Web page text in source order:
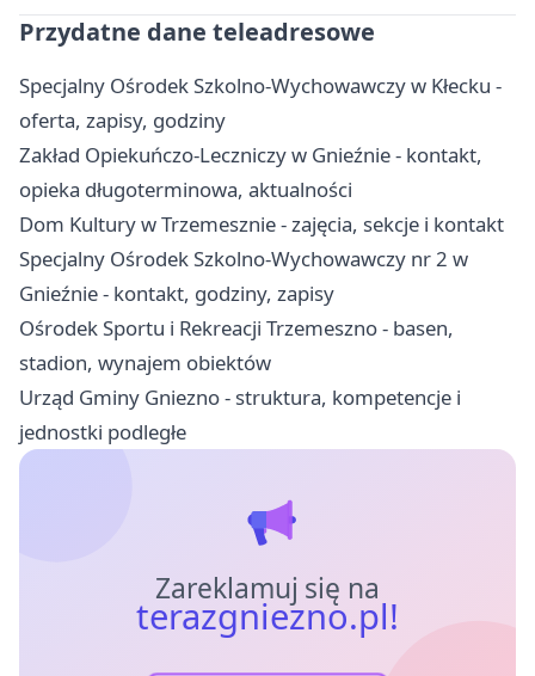
Przydatne dane teleadresowe
Specjalny Ośrodek Szkolno-Wychowawczy w Kłecku -
oferta, zapisy, godziny
Zakład Opiekuńczo-Leczniczy w Gnieźnie - kontakt,
opieka długoterminowa, aktualności
Dom Kultury w Trzemesznie - zajęcia, sekcje i kontakt
Specjalny Ośrodek Szkolno-Wychowawczy nr 2 w
Gnieźnie - kontakt, godziny, zapisy
Ośrodek Sportu i Rekreacji Trzemeszno - basen,
stadion, wynajem obiektów
Urząd Gminy Gniezno - struktura, kompetencje i
jednostki podległe
Zareklamuj się na
terazgniezno.pl!